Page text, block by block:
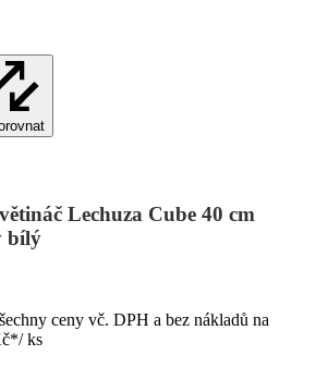
Lechuza Cube 40 cm
bílý
ceny vč. DPH a bez nákladů na
*/ ks